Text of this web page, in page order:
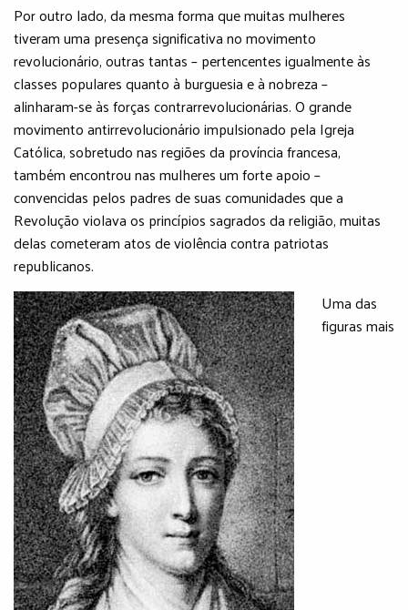
Por outro lado, da mesma forma que muitas mulheres
tiveram uma presença significativa no movimento
revolucionário, outras tantas – pertencentes igualmente às
classes populares quanto à burguesia e à nobreza –
alinharam-se às forças contrarrevolucionárias. O grande
movimento antirrevolucionário impulsionado pela Igreja
Católica, sobretudo nas regiões da província francesa,
também encontrou nas mulheres um forte apoio –
convencidas pelos padres de suas comunidades que a
Revolução violava os princípios sagrados da religião, muitas
delas cometeram atos de violência contra patriotas
republicanos.
Uma das
figuras mais